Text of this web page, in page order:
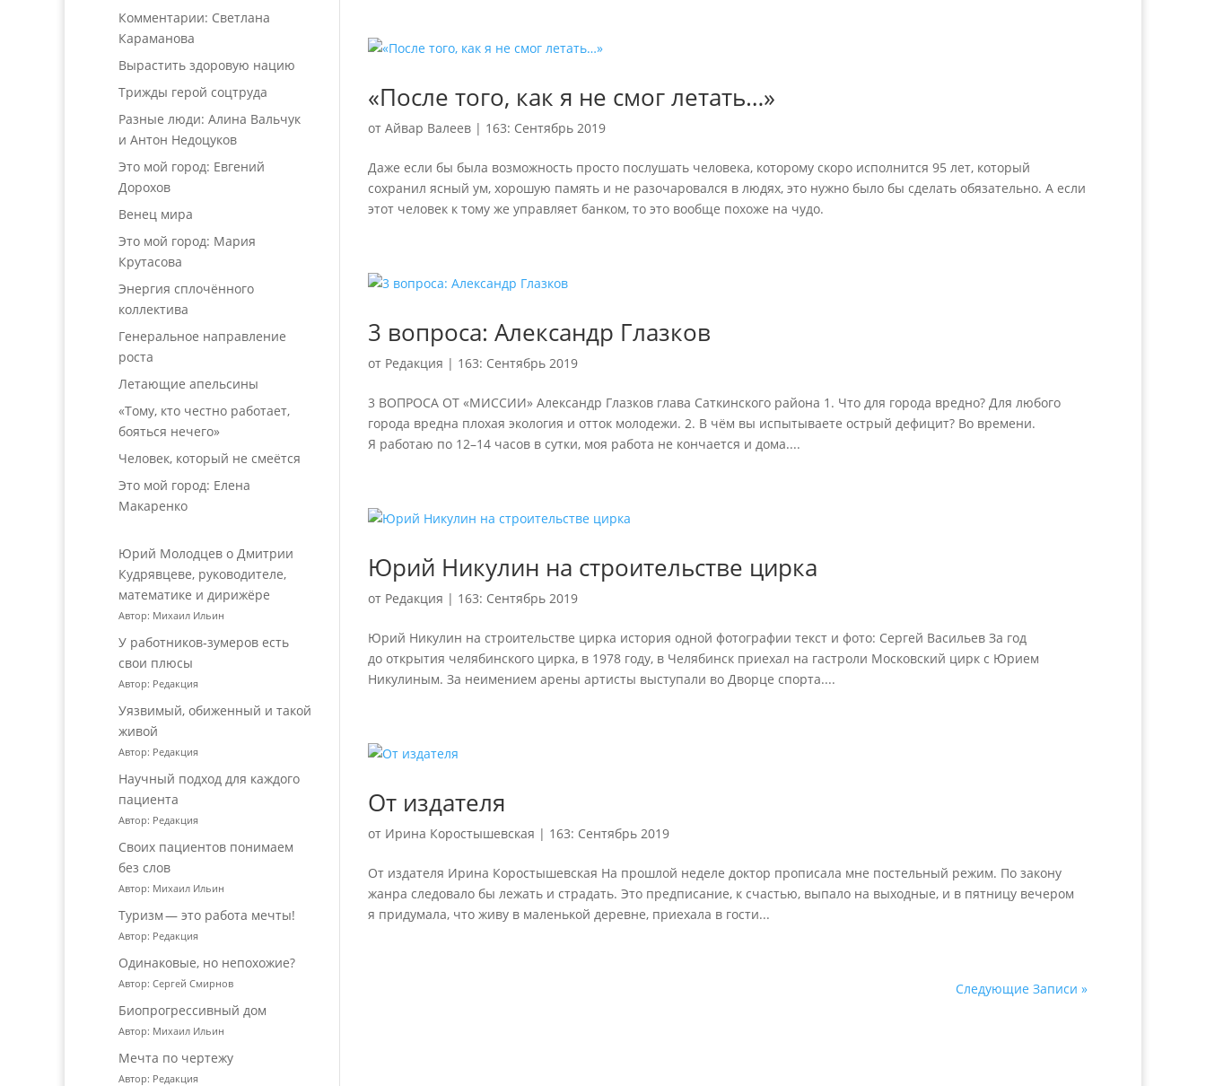
«После того, как я не смог летать…»
отАйвар Валеев | 163: Сентябрь 2019
Даже если бы была возможность просто послушать человека, которому скоро исполнится 95 лет, который
сохранил ясный ум, хорошую память и не разочаровался в людях, это нужно было бы сделать обязательно. А если
этот человек к тому же управляет банком, то это вообще похоже на чудо.
3 вопроса: Александр Глазков
от Редакция | 163: Сентябрь 2019
3 ВОПРОСА ОТ «МИССИИ» Александр Глазков глава Саткинского района 1. Что для города вредно? Для любого
города вредна плохая экология и отток молодежи. 2. В чём вы испытываете острый дефицит? Во времени.
Я работаю по 12–14 часов в сутки, моя работа не кончается и дома....
Юрий Никулин на строительстве цирка
от Редакция | 163: Сентябрь 2019
Юрий Никулин на строительстве цирка история одной фотографии текст и фото: Сергей Васильев За год
до открытия челябинского цирка, в 1978 году, в Челябинск приехал на гастроли Московский цирк с Юрием
Никулиным. За неимением арены артисты выступали во Дворце спорта....
От издателя
от Ирина Коростышевская | 163: Сентябрь 2019
От издателя Ирина Коростышевская На прошлой неделе доктор прописала мне постельный режим. По закону
жанра следовало бы лежать и страдать. Это предписание, к счастью, выпало на выходные, и в пятницу вечером
я придумала, что живу в маленькой деревне, приехала в гости...
Следующие Записи »
Комментарии: Светлана
Караманова
Вырастить здоровую нацию
Трижды герой соцтруда
Разные люди: Алина Вальчук
и Антон Недоцуков
Это мой город: Евгений
Дорохов
Венец мира
Это мой город: Мария
Крутасова
Энергия сплочённого
коллектива
Генеральное направление
роста
Летающие апельсины
«Тому, кто честно работает,
бояться нечего»
Человек, который не смеётся
Это мой город: Елена
Макаренко
Юрий Молодцев о Дмитрии
Кудрявцеве, руководителе,
математике и дирижёре
Автор: Михаил Ильин
У работников‑зумеров есть
свои плюсы
Автор: Редакция
Уязвимый, обиженный и такой
живой
Автор: Редакция
Научный подход для каждого
пациента
Автор: Редакция
Своих пациентов понимаем
без слов
Автор: Михаил Ильин
Туризм — это работа мечты!
Автор: Редакция
Одинаковые, но непохожие?
Автор: Сергей Смирнов
Биопрогрессивный дом
Автор: Михаил Ильин
Мечта по чертежу
Автор: Редакция